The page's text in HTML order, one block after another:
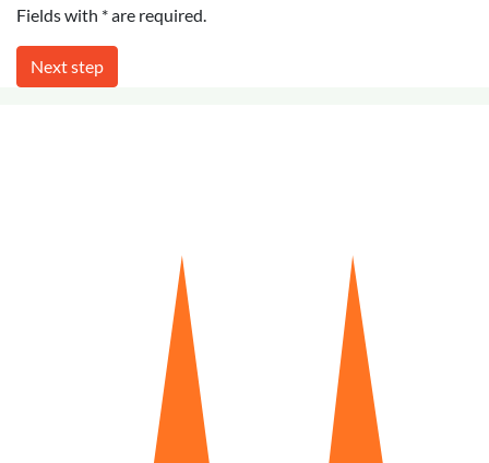
Fields with * are required.
Next step